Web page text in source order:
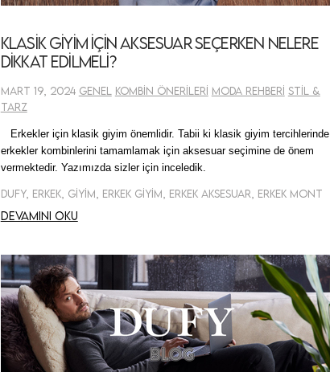
Klasik Giyim İçin Aksesuar Seçerken Nelere
Dikkat Edilmeli?
Mart 19, 2024 Genel Kombin Önerileri Moda Rehberi Stil &
Tarz
Erkekler için klasik giyim önemlidir. Tabii ki klasik giyim tercihlerinde
erkekler kombinlerini tamamlamak için aksesuar seçimine de önem
vermektedir. Yazımızda sizler için inceledik.
Dufy, Erkek, Giyim, Erkek Giyim, Erkek Aksesuar, Erkek Mont
Devamını oku